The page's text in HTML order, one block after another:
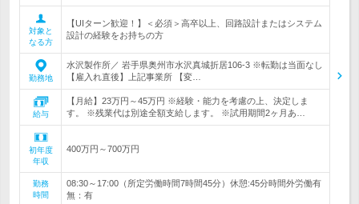
対象と
なる方
【UIターン歓迎！】＜必須＞高卒以上、回路設計またはシステム
設計の経験をお持ちの方
勤務地
水沢製作所／ 岩手県奥州市水沢真城折居106-3 ※転勤は当面なし
【雇入れ直後】上記事業所 【変…
給与
【月給】23万円～45万円 ※経験・能力を考慮の上、決定しま
す。 ※残業代は別途全額支給します。 ※試用期間2ヶ月あ…
初年度
年収
400万円～700万円
勤務
時間
08:30～17:00（所定労働時間7時間45分）休憩:45分時間外労働有
無：有